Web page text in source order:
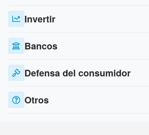
Invertir
Bancos
Defensa del consumidor
Otros